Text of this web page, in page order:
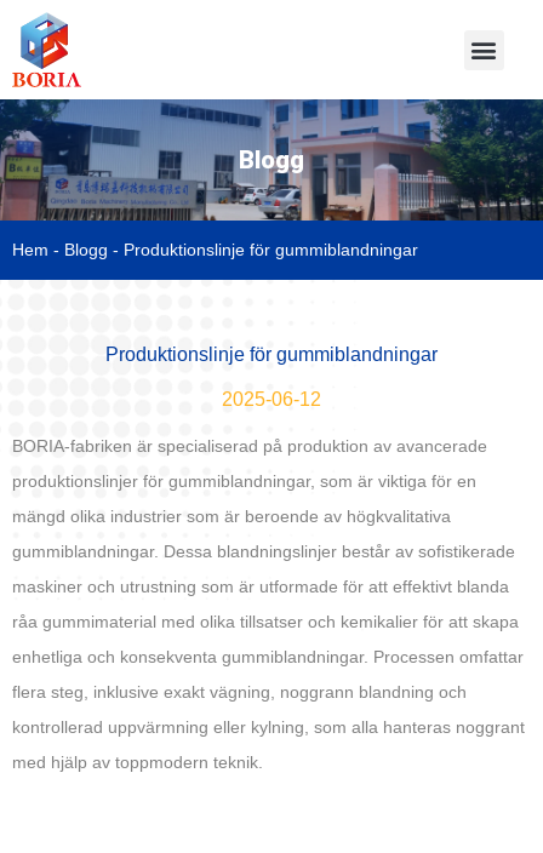
Blogg
Hem - Blogg - Produktionslinje för gummiblandningar
Produktionslinje för gummiblandningar
2025-06-12
BORIA-fabriken är specialiserad på produktion av avancerade
produktionslinjer för gummiblandningar, som är viktiga för en
mängd olika industrier som är beroende av högkvalitativa
gummiblandningar. Dessa blandningslinjer består av sofistikerade
maskiner och utrustning som är utformade för att effektivt blanda
råa gummimaterial med olika tillsatser och kemikalier för att skapa
enhetliga och konsekventa gummiblandningar. Processen omfattar
flera steg, inklusive exakt vägning, noggrann blandning och
kontrollerad uppvärmning eller kylning, som alla hanteras noggrant
med hjälp av toppmodern teknik.